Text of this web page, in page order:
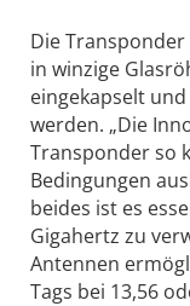
Die
in winzige
eingekapselt
werden. „Die
Transponder so
Bedingungen
beides ist es
Gigahertz zu
Antennen
Tags bei 13,56